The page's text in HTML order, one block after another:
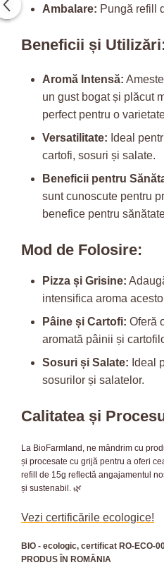
Ambalare: Pungă refill
Beneficii și
Aromă Intensă:
un gust bogat și plăcut
perfect pentru o
Versatilitate: Ideal
cartofi, sosuri și salate.
Beneficii pentru
sunt cunoscute pentru
benefice pentru
Mod de Folosire:
Pizza și Grisine:
intensifica aroma
Pâine și Cartofi: Oferă
aromată pâinii și
Sosuri și Salate: Ideal
sosurilor și salatelor.
Calitatea și
La BioFarmland, ne mândrim cu
și procesate cu grijă pentru a oferi
refill de 15g reflectă angajamentul
și sustenabil. 🌿
Vezi certificările ecologice!
BIO - ecologic, certificat RO-ECO-
PRODUS ÎN ROMÂNIA